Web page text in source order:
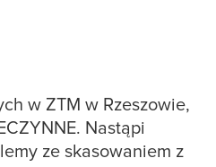
w ZTM w Rzeszowie,
Nastąpi
ze skasowaniem z